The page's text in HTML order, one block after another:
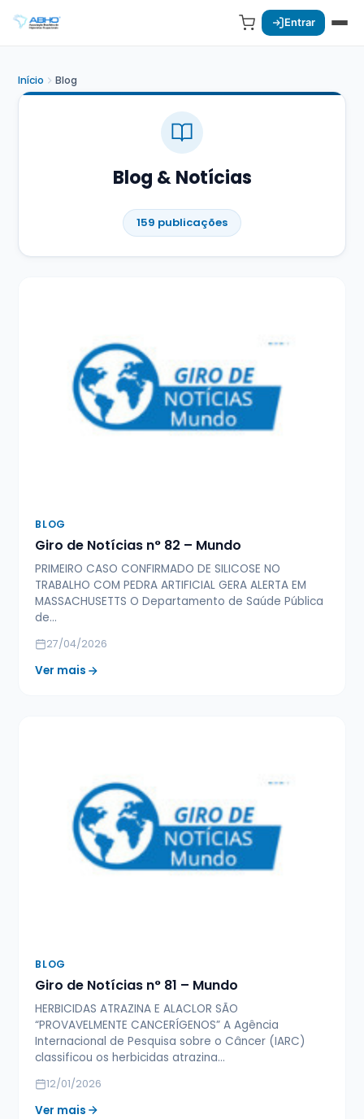
Entrar
Início Blog
Blog & Notícias
159 publicações
BLOG
Giro de Notícias n° 82 – Mundo
PRIMEIRO CASO CONFIRMADO DE SILICOSE NO
TRABALHO COM PEDRA ARTIFICIAL GERA ALERTA EM
MASSACHUSETTS O Departamento de Saúde Pública
de…
27/04/2026
Ver mais
BLOG
Giro de Notícias n° 81 – Mundo
HERBICIDAS ATRAZINA E ALACLOR SÃO
“PROVAVELMENTE CANCERÍGENOS” A Agência
Internacional de Pesquisa sobre o Câncer (IARC)
classificou os herbicidas atrazina…
12/01/2026
Ver mais